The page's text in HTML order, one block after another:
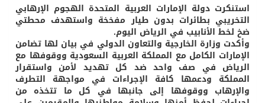
استنكرت دولة الإمارات العربية المتحدة الهجوم الإرهابي
التخريبي بطائرات بدون طيار مفخخة واستهدف محطتي
ضخ لخط الأنابيب في الرياض اليوم.
وأكدت وزارة الخارجية والتعاون الدولي في بيان لها تضامن
الإمارات الكامل مع المملكة العربية السعودية ووقوفها مع
الرياض في صف واحد ضد كل تهديد لأمن واستقرار
المملكة ودعمها كافة الإجراءات في مواجهة التطرف
والإرهاب ووقوفها إلى جانبها في كل ما تتخذه من